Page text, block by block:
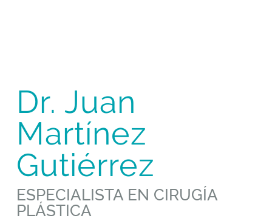
Dr. Juan
Martínez
Gutiérrez
ESPECIALISTA EN CIRUGÍA
PLÁSTICA